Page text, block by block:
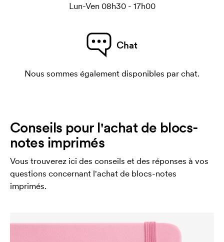
Lun-Ven 08h30 - 17h00
Chat
Nous sommes également disponibles par chat.
Conseils pour l'achat de blocs-
notes imprimés
Vous trouverez ici des conseils et des réponses à vos
questions concernant l'achat de blocs-notes
imprimés.